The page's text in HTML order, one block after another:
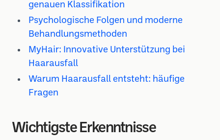
genauen Klassifikation
Psychologische Folgen und moderne
Behandlungsmethoden
MyHair: Innovative Unterstützung bei
Haarausfall
Warum Haarausfall entsteht: häufige
Fragen
Wichtigste Erkenntnisse